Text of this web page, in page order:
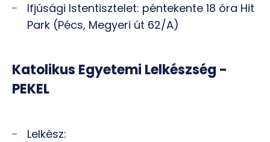
Ifjúsági Istentisztelet: péntekente 18 óra Hit
Park (Pécs, Megyeri út 62/A)
Katolikus Egyetemi Lelkészség -
PEKEL
Lelkész: